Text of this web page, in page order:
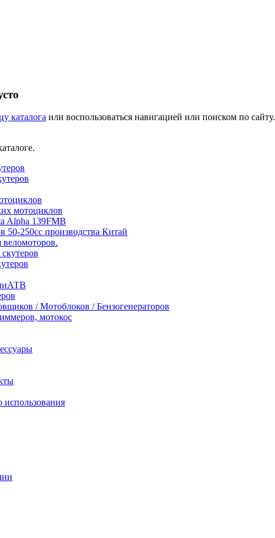
каталога или воспользоваться навигацией или поиском по сайту.
мотоциклов
Alpha 139FMB
50-250сс производства Китай
/ Мотоблоков / Бензогенераторов
мотокос
использования